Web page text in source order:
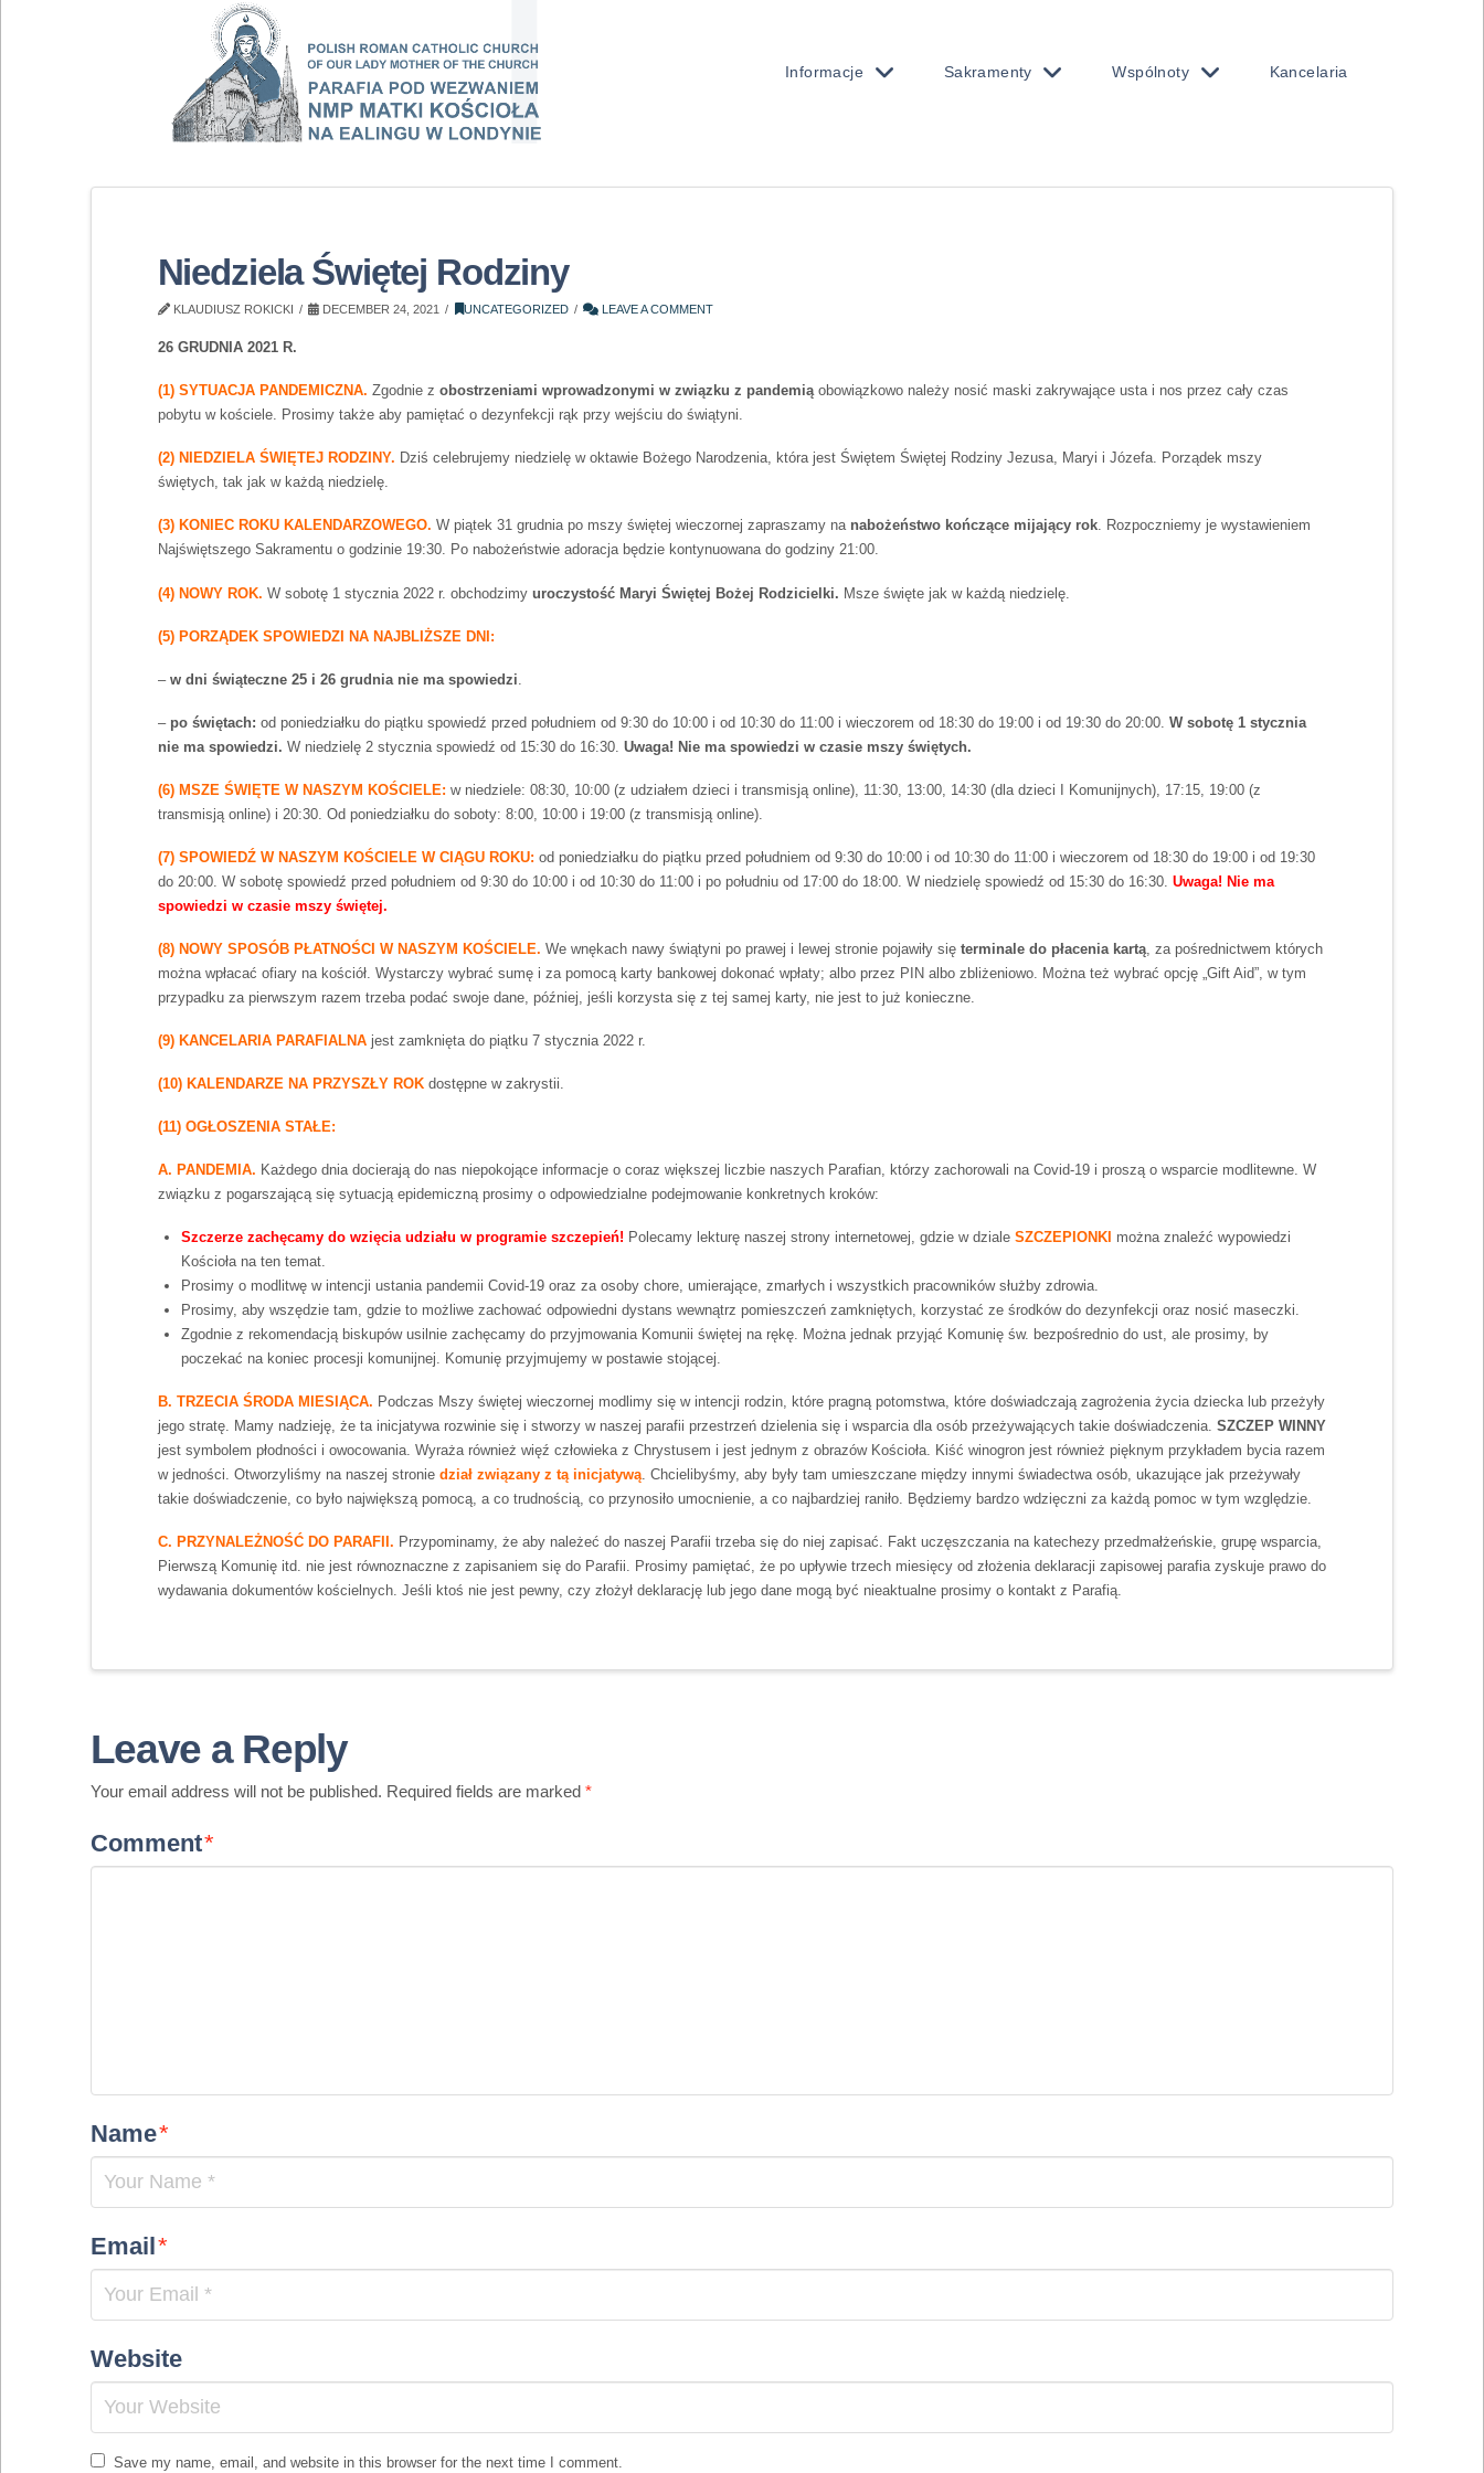
Informacje Sakramenty Wspólnoty Kancelaria
Niedziela Świętej Rodziny
KLAUDIUSZ ROKICKI DECEMBER 24, 2021 UNCATEGORIZED LEAVE A COMMENT
26 GRUDNIA 2021 R.
(1) SYTUACJA PANDEMICZNA. Zgodnie z obostrzeniami wprowadzonymi w związku z pandemiąobowiązkowo należy nosić maski zakrywające usta i nos przez cały czas
pobytu w kościele. Prosimy także aby pamiętać o dezynfekcji rąk przy wejściu do świątyni.
(2) NIEDZIELA ŚWIĘTEJ RODZINY. Dziś celebrujemy niedzielę w oktawie Bożego Narodzenia, która jest Świętem Świętej Rodziny Jezusa, Maryi i Józefa. Porządek mszy
świętych, tak jak w każdą niedzielę.
(3) KONIEC ROKU KALENDARZOWEGO. W piątek 31 grudnia po mszy świętej wieczornej zapraszamy na nabożeństwo kończące mijający rok. Rozpoczniemy je wystawieniem
Najświętszego Sakramentu o godzinie 19:30. Po nabożeństwie adoracja będzie kontynuowana do godziny 21:00.
(4) NOWY ROK. W sobotę 1 stycznia 2022 r. obchodzimy uroczystość Maryi Świętej Bożej Rodzicielki. Msze święte jak w każdą niedzielę.
(5) PORZĄDEK SPOWIEDZI NA NAJBLIŻSZE DNI:
– w dni świąteczne 25 i 26 grudnia nie ma spowiedzi
– po świętach: od poniedziałku do piątku spowiedź przed południem od 9:30 do 10:00 i od 10:30 do 11:00 i wieczorem od 18:30 do 19:00 i od 19:30 do 20:00. W sobotę 1 stycznia
nie ma spowiedzi. W niedzielę 2 stycznia spowiedź od 15:30 do 16:30. Uwaga! Nie ma spowiedzi w czasie mszy świętych.
(6) MSZE ŚWIĘTE W NASZYM KOŚCIELE: w niedziele: 08:30, 10:00 (z udziałem dzieci i transmisją online), 11:30, 13:00, 14:30 (dla dzieci I Komunijnych), 17:15, 19:00 (z
transmisją online) i 20:30. Od poniedziałku do soboty: 8:00, 10:00 i 19:00 (z transmisją online).
(7) SPOWIEDŹ W NASZYM KOŚCIELE W CIĄGU ROKU: od poniedziałku do piątku przed południem od 9:30 do 10:00 i od 10:30 do 11:00 i wieczorem od 18:30 do 19:00 i od 19:30
do 20:00. W sobotę spowiedź przed południem od 9:30 do 10:00 i od 10:30 do 11:00 i po południu od 17:00 do 18:00. W niedzielę spowiedź od 15:30 do 16:30. Uwaga! Nie ma
spowiedzi w czasie mszy świętej.
(8) NOWY SPOSÓB PŁATNOŚCI W NASZYM KOŚCIELE. We wnękach nawy świątyni po prawej i lewej stronie pojawiły się terminale do płacenia kartą, za pośrednictwem których
można wpłacać ofiary na kościół. Wystarczy wybrać sumę i za pomocą karty bankowej dokonać wpłaty; albo przez PIN albo zbliżeniowo. Można też wybrać opcję „Gift Aid”, w tym
przypadku za pierwszym razem trzeba podać swoje dane, później, jeśli korzysta się z tej samej karty, nie jest to już konieczne.
(9) KANCELARIA PARAFIALNAjest zamknięta do piątku 7 stycznia 2022 r.
(10) KALENDARZE NA PRZYSZŁY ROKdostępne w zakrystii.
(11) OGŁOSZENIA STAŁE:
A. PANDEMIA. Każdego dnia docierają do nas niepokojące informacje o coraz większej liczbie naszych Parafian, którzy zachorowali na Covid-19 i proszą o wsparcie modlitewne. W
związku z pogarszającą się sytuacją epidemiczną prosimy o odpowiedzialne podejmowanie konkretnych kroków:
Szczerze zachęcamy do wzięcia udziału w programie szczepień! Polecamy lekturę naszej strony internetowej, gdzie w dzialeSZCZEPIONKI można znaleźć wypowiedzi
Kościoła na ten temat.
Prosimy o modlitwę w intencji ustania pandemii Covid-19 oraz za osoby chore, umierające, zmarłych i wszystkich pracowników służby zdrowia.
Prosimy, aby wszędzie tam, gdzie to możliwe zachować odpowiedni dystans wewnątrz pomieszczeń zamkniętych, korzystać ze środków do dezynfekcji oraz nosić maseczki.
Zgodnie z rekomendacją biskupów usilnie zachęcamy do przyjmowania Komunii świętej na rękę. Można jednak przyjąć Komunię św. bezpośrednio do ust, ale prosimy, by
poczekać na koniec procesji komunijnej. Komunię przyjmujemy w postawie stojącej.
B. TRZECIA ŚRODA MIESIĄCA. Podczas Mszy świętej wieczornej modlimy się w intencji rodzin, które pragną potomstwa, które doświadczają zagrożenia życia dziecka lub przeżyły
jego stratę. Mamy nadzieję, że ta inicjatywa rozwinie się i stworzy w naszej parafii przestrzeń dzielenia się i wsparcia dla osób przeżywających takie doświadczenia. SZCZEP WINNY
jest symbolem płodności i owocowania. Wyraża również więź człowieka z Chrystusem i jest jednym z obrazów Kościoła. Kiść winogron jest również pięknym przykładem bycia razem
w jedności. Otworzyliśmy na naszej stronie dział związany z tą inicjatywą. Chcielibyśmy, aby były tam umieszczane między innymi świadectwa osób, ukazujące jak przeżywały
takie doświadczenie, co było największą pomocą, a co trudnością, co przynosiło umocnienie, a co najbardziej raniło. Będziemy bardzo wdzięczni za każdą pomoc w tym względzie.
C. PRZYNALEŻNOŚĆ DO PARAFII. Przypominamy, że aby należeć do naszej Parafii trzeba się do niej zapisać. Fakt uczęszczania na katechezy przedmałżeńskie, grupę wsparcia,
Pierwszą Komunię itd. nie jest równoznaczne z zapisaniem się do Parafii. Prosimy pamiętać, że po upływie trzech miesięcy od złożenia deklaracji zapisowej parafia zyskuje prawo do
wydawania dokumentów kościelnych. Jeśli ktoś nie jest pewny, czy złożył deklarację lub jego dane mogą być nieaktualne prosimy o kontakt z Parafią.
Leave a Reply
Your email address will not be published. Required fields are marked *
Comment*
Name*
Email*
Website
Save my name, email, and website in this browser for the next time I comment.